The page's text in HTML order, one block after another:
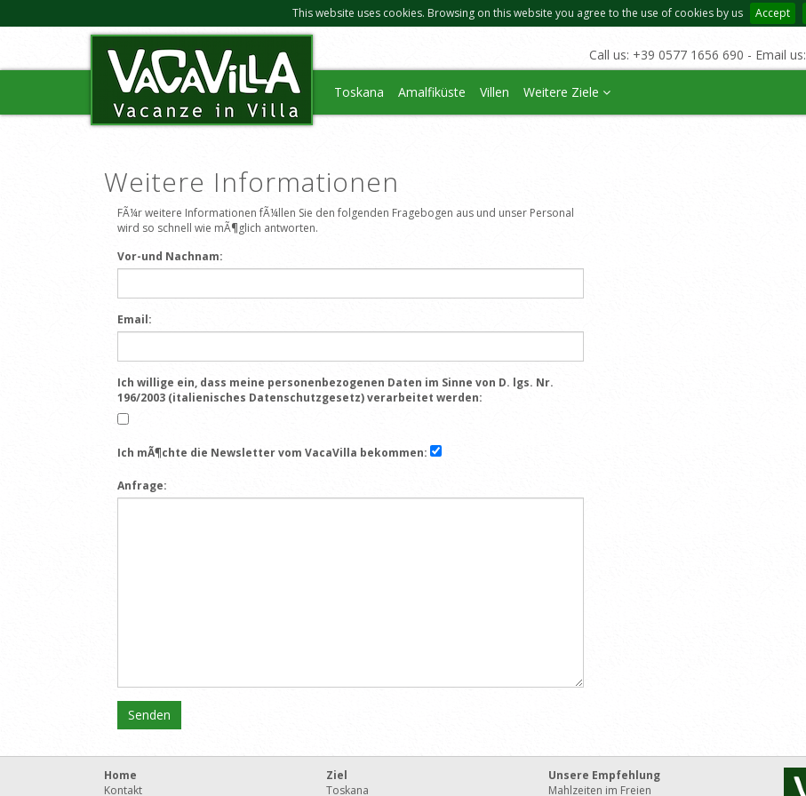
This website uses cookies. Browsing on this website you agree to the use of cookies by us Accept
Call us: +39 0577 1656 690 - Email us:
Toskana Amalfiküste Villen Weitere Ziele
Weitere Informationen
FÃ¼r weitere Informationen fÃ¼llen Sie den folgenden Fragebogen aus und unser Personal
wird so schnell wie mÃ¶glich antworten.
Vor-und Nachnam:
Email:
Ich willige ein, dass meine personenbezogenen Daten im Sinne von D. lgs. Nr.
196/2003 (italienisches Datenschutzgesetz) verarbeitet werden:
Ich mÃ¶chte die Newsletter vom VacaVilla bekommen:
Anfrage:
Home
Kontakt
Ziel
Toskana
Unsere Empfehlung
Mahlzeiten im Freien